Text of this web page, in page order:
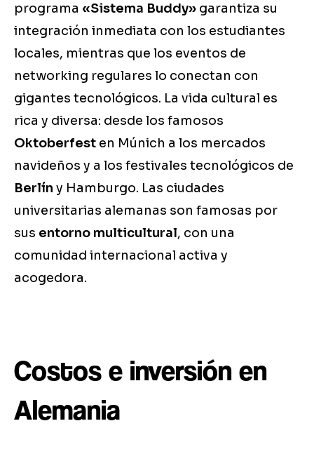
programa «Sistema Buddy» garantiza su
integración inmediata con los estudiantes
locales, mientras que los eventos de
networking regulares lo conectan con
gigantes tecnológicos. La vida cultural es
rica y diversa: desde los famosos
Oktoberfest en Múnich a los mercados
navideños y a los festivales tecnológicos de
Berlín y Hamburgo. Las ciudades
universitarias alemanas son famosas por
sus entorno multicultural, con una
comunidad internacional activa y
acogedora.
Costos e inversión en
Alemania